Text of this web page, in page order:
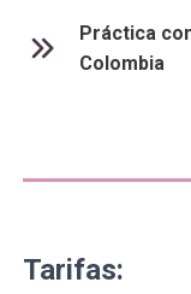
Práctica
Colombia
Tarifas: